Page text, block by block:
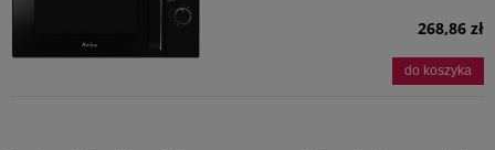
268,86 zł
do koszyka